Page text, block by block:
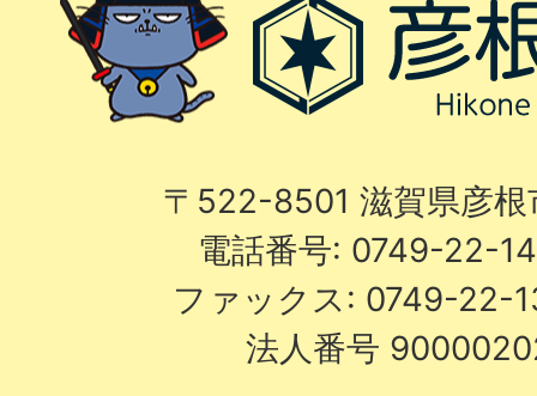
〒522-8501 滋賀県彦
電話番号: 0749-22-
ファックス: 0749-22-
法人番号